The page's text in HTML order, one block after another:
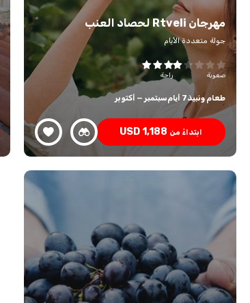
مهرجان Rtveli لحصاد العنب
جولة متعددة الأيام
صعوبة راحة
طعام ونبيذ7 أيام سبتمبر — أكتوبر
ابتداءً من USD1,188